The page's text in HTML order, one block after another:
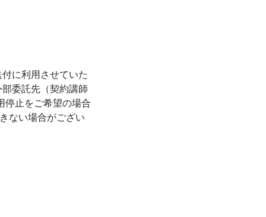
に利用させていた
委託先（契約講師
停止をご希望の場合
ない場合がござい